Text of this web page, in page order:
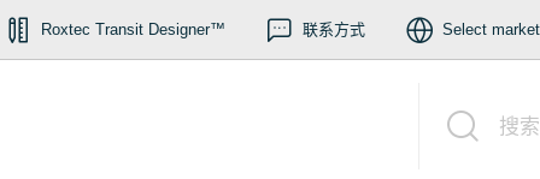
Roxtec Transit Designer™ 联系方式 Select market
搜索